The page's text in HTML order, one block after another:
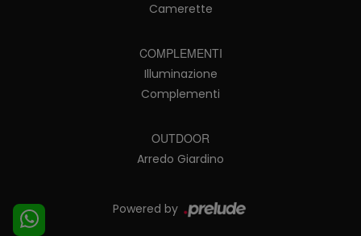
Camerette
COMPLEMENTI
Illuminazione
Complementi
OUTDOOR
Arredo Giardino
Powered by